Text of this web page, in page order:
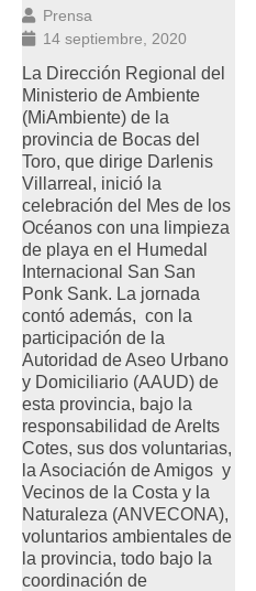
Prensa
14 septiembre, 2020
La Dirección Regional del
Ministerio de Ambiente
(MiAmbiente) de la
provincia de Bocas del
Toro, que dirige Darlenis
Villarreal, inició la
celebración del Mes de los
Océanos con una limpieza
de playa en el Humedal
Internacional San San
Ponk Sank. La jornada
contó además, con la
participación de la
Autoridad de Aseo Urbano
y Domiciliario (AAUD) de
esta provincia, bajo la
responsabilidad de Arelts
Cotes, sus dos voluntarias,
la Asociación de Amigos y
Vecinos de la Costa y la
Naturaleza (ANVECONA),
voluntarios ambientales de
la provincia, todo bajo la
coordinación de